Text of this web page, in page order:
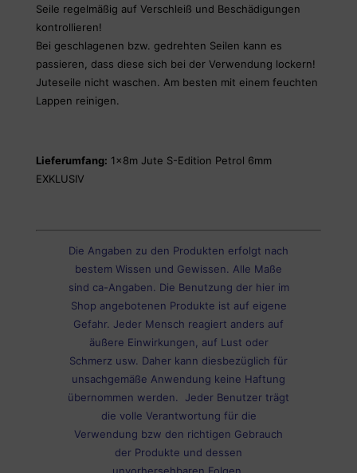
Seile regelmäßig auf Verschleiß und Beschädigungen
kontrollieren!
Bei geschlagenen bzw. gedrehten Seilen kann es
passieren, dass diese sich bei der Verwendung lockern!
Juteseile nicht waschen. Am besten mit einem feuchten
Lappen reinigen.
Lieferumfang: 1x8m Jute S-Edition Petrol 6mm
EXKLUSIV
Die Angaben zu den Produkten erfolgt nach
bestem Wissen und Gewissen. Alle Maße
sind ca-Angaben. Die Benutzung der hier im
Shop angebotenen Produkte ist auf eigene
Gefahr. Jeder Mensch reagiert anders auf
äußere Einwirkungen, auf Lust oder
Schmerz usw. Daher kann diesbezüglich für
unsachgemäße Anwendung keine Haftung
übernommen werden. Jeder Benutzer trägt
die volle Verantwortung für die
Verwendung bzw den richtigen Gebrauch
der Produkte und dessen